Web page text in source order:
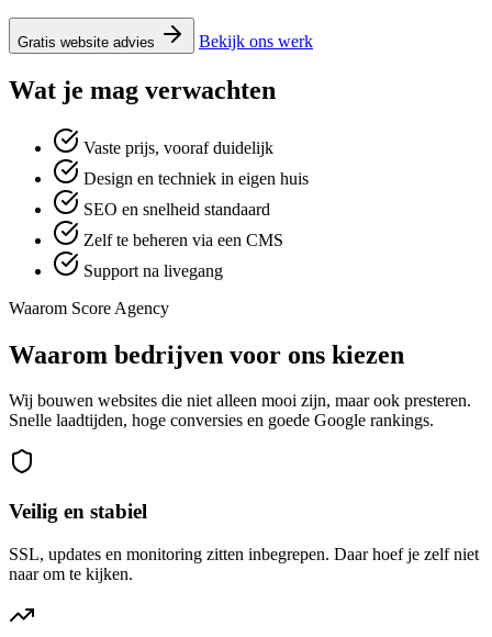
Gratis website advies Bekijk ons werk
Wat je mag verwachten
Vaste prijs, vooraf duidelijk
Design en techniek in eigen huis
SEO en snelheid standaard
Zelf te beheren via een CMS
Support na livegang
Waarom Score Agency
Waarom bedrijven voor ons kiezen
Wij bouwen websites die niet alleen mooi zijn, maar ook presteren.
Snelle laadtijden, hoge conversies en goede Google rankings.
Veilig en stabiel
SSL, updates en monitoring zitten inbegrepen. Daar hoef je zelf niet
naar om te kijken.